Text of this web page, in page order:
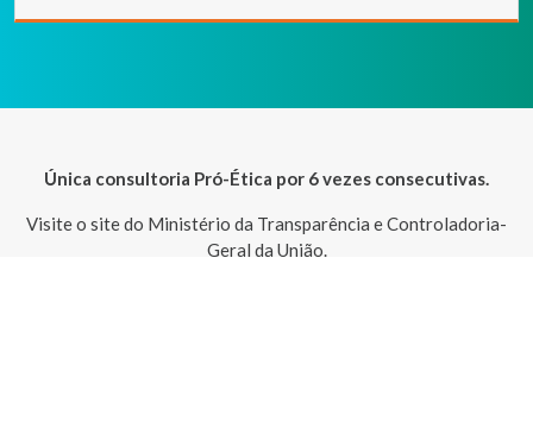
Única consultoria Pró-Ética por 6 vezes consecutivas.
Visite o site do Ministério da Transparência e Controladoria-
Geral da União.